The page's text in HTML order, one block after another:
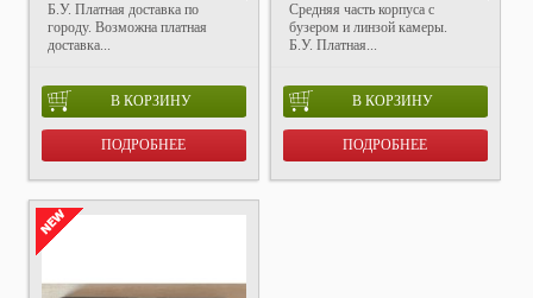
Б.У. Платная доставка по
городу. Возможна платная
доставка...
В КОРЗИНУ
ПОДРОБНЕЕ
Средняя часть корпуса с
бузером и линзой камеры.
Б.У. Платная...
В КОРЗИНУ
ПОДРОБНЕЕ